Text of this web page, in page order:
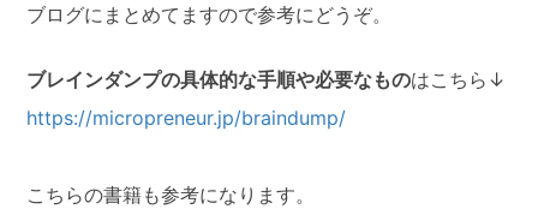
ブログにまとめてますので参考にどうぞ。
ブレインダンプの具体的な手順や必要なものはこちら↓
https://micropreneur.jp/braindump/
こちらの書籍も参考になります。